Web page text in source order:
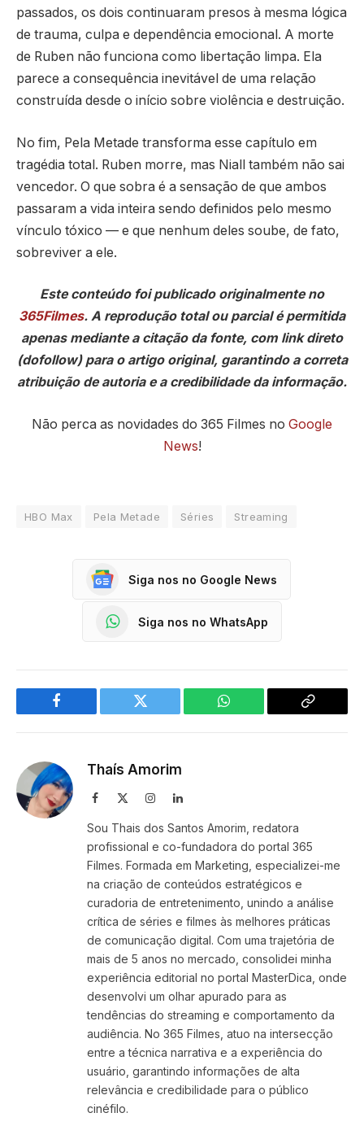
passados, os dois continuaram presos à mesma lógica
de trauma, culpa e dependência emocional. A morte
de Ruben não funciona como libertação limpa. Ela
parece a consequência inevitável de uma relação
construída desde o início sobre violência e destruição.
No fim, Pela Metade transforma esse capítulo em
tragédia total. Ruben morre, mas Niall também não sai
vencedor. O que sobra é a sensação de que ambos
passaram a vida inteira sendo definidos pelo mesmo
vínculo tóxico — e que nenhum deles soube, de fato,
sobreviver a ele.
Este conteúdo foi publicado originalmente no
365Filmes. A reprodução total ou parcial é permitida
apenas mediante a citação da fonte, com link direto
(dofollow) para o artigo original, garantindo a correta
atribuição de autoria e a credibilidade da informação.
Não perca as novidades do 365 Filmes no Google
News!
HBO Max Pela Metade Séries Streaming
Siga nos no Google News
Siga nos no WhatsApp
Facebook Twitter WhatsApp
Copy
Thaís Amorim
Facebook InstagramLinkedIn
Sou Thais dos Santos Amorim, redatora
profissional e co-fundadora do portal 365
Filmes. Formada em Marketing, especializei-me
na criação de conteúdos estratégicos e
curadoria de entretenimento, unindo a análise
crítica de séries e filmes às melhores práticas
de comunicação digital. Com uma trajetória de
mais de 5 anos no mercado, consolidei minha
experiência editorial no portal MasterDica, onde
desenvolvi um olhar apurado para as
tendências do streaming e comportamento da
audiência. No 365 Filmes, atuo na intersecção
entre a técnica narrativa e a experiência do
usuário, garantindo informações de alta
relevância e credibilidade para o público
cinéfilo.